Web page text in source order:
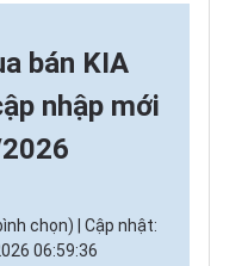
bán KIA
nhập mới
chọn) | Cập nhật:
06:59:36